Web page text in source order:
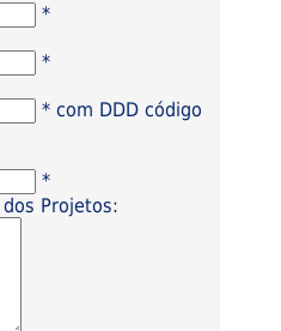
*
*
* com DDD código
*
Projetos: